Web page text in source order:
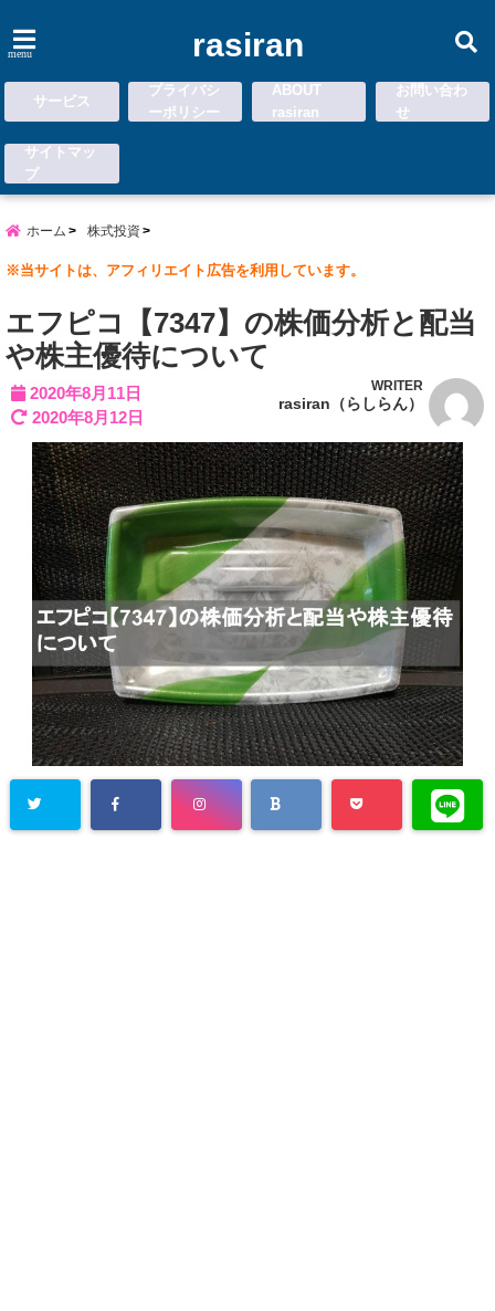
menu rasiran
サービス
プライバシ
ーポリシー
ABOUT
rasiran
お問い合わ
せ
サイトマッ
プ
ホーム 株式投資
※当サイトは、アフィリエイト広告を利用しています。
エフピコ【7347】の株価分析と配当
や株主優待について
2020年8月11日
2020年8月12日
WRITER
rasiran（らしらん）